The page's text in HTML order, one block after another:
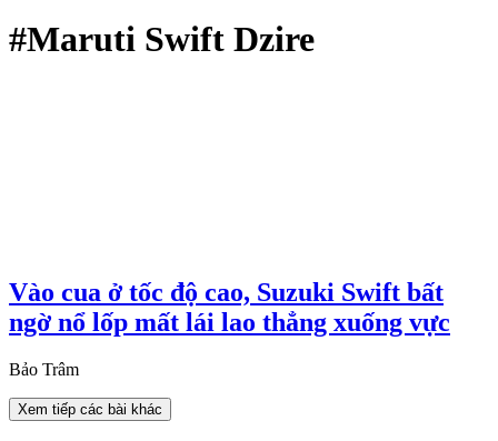
#Maruti Swift Dzire
Vào cua ở tốc độ cao, Suzuki Swift bất
ngờ nổ lốp mất lái lao thẳng xuống vực
Bảo Trâm
Xem tiếp các bài khác